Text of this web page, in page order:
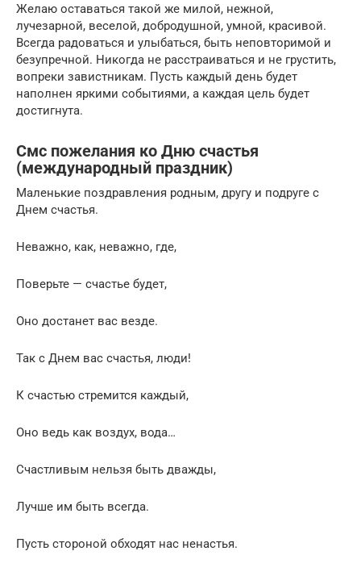
Желаю оставаться такой же милой, нежной,
лучезарной, веселой, добродушной, умной, красивой.
Всегда радоваться и улыбаться, быть неповторимой и
безупречной. Никогда не расстраиваться и не грустить,
вопреки завистникам. Пусть каждый день будет
наполнен яркими событиями, а каждая цель будет
достигнута.
Смс пожелания ко Дню счастья
(международный праздник)
Маленькие поздравления родным, другу и подруге с
Днем счастья.
Неважно, как, неважно, где,
Поверьте — счастье будет,
Оно достанет вас везде.
Так с Днем вас счастья, люди!
К счастью стремится каждый,
Оно ведь как воздух, вода…
Счастливым нельзя быть дважды,
Лучше им быть всегда.
Пусть стороной обходят нас ненастья.